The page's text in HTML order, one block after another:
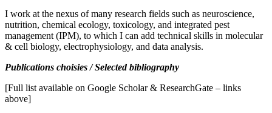
I work at the nexus of many research fields such as neuroscience,
nutrition, chemical ecology, toxicology, and integrated pest
management (IPM), to which I can add technical skills in molecular
& cell biology, electrophysiology, and data analysis.
Publications choisies / Selected bibliography
[Full list available on Google Scholar & ResearchGate – links
above]